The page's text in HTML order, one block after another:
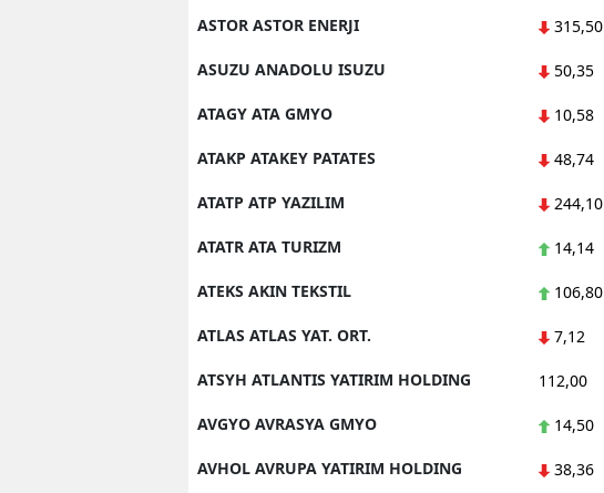
ASTOR ASTOR ENERJI 315,50
ASUZU ANADOLU ISUZU 50,35
ATAGY ATA GMYO 10,58
ATAKP ATAKEY PATATES 48,74
ATATP ATP YAZILIM 244,10
ATATR ATA TURIZM 14,14
ATEKS AKIN TEKSTIL 106,80
ATLAS ATLAS YAT. ORT. 7,12
ATSYH ATLANTIS YATIRIM HOLDING 112,00
AVGYO AVRASYA GMYO 14,50
AVHOL AVRUPA YATIRIM HOLDING 38,36